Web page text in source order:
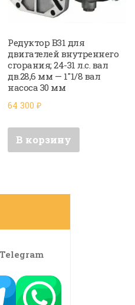
Редуктор B31 для
двигателей внутреннего
сгорания; 24-31 л.с. вал
дв.28,6 мм — 1″1/8 вал
насоса 30 мм
64 300₽
В корзину
Telegram